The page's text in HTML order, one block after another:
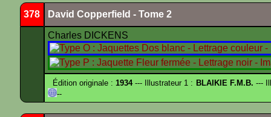
378 David Copperfield - Tome 2
Charles DICKENS
Édition originale :1934--- Illustrateur 1 : BLAIKIE F.M.B. ---
--